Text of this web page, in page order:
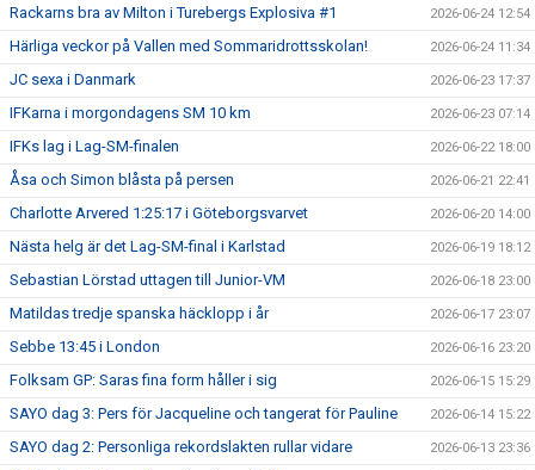
Rackarns bra av Milton i Turebergs Explosiva #1 2026-06-24 12:54
Härliga veckor på Vallen med Sommaridrottsskolan! 2026-06-24 11:34
JC sexa i Danmark 2026-06-23 17:37
IFKarna i morgondagens SM 10 km 2026-06-23 07:14
IFKs lag i Lag-SM-finalen 2026-06-22 18:00
Åsa och Simon blåsta på persen 2026-06-21 22:41
Charlotte Arvered 1:25:17 i Göteborgsvarvet 2026-06-20 14:00
Nästa helg är det Lag-SM-final i Karlstad 2026-06-19 18:12
Sebastian Lörstad uttagen till Junior-VM 2026-06-18 23:00
Matildas tredje spanska häcklopp i år 2026-06-17 23:07
Sebbe 13:45 i London 2026-06-16 23:20
Folksam GP: Saras fina form håller i sig 2026-06-15 15:29
SAYO dag 3: Pers för Jacqueline och tangerat för Pauline 2026-06-14 15:22
SAYO dag 2: Personliga rekordslakten rullar vidare 2026-06-13 23:36